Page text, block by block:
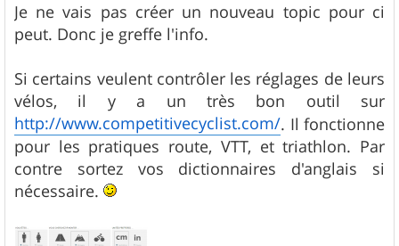
s
s
a
Je ne vais pas créer un nouveau topic pour ci
peut. Donc je greffe l'info.
Si certains veulent contrôler les réglages de leurs
vélos, il y a un très bon outil sur
http://www.competitivecyclist.com/. Il fonctionne
pour les pratiques route, VTT, et triathlon. Par
contre sortez vos dictionnaires d'anglais si
nécessaire.